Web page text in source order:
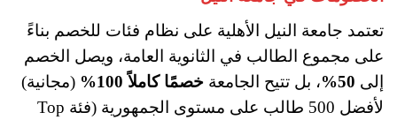
تعتمد جامعة النيل الأهلية على نظام فئات للخصم بناءً
على مجموع الطالب في الثانوية العامة، ويصل الخصم
إلى 50% ، بل تتيح الجامعة خصمًا كاملاً 100%
(مجانية)
لأفضل 500 طالب على مستوى الجمهورية (فئة Top